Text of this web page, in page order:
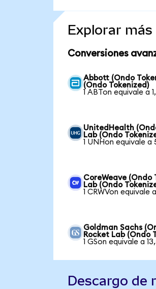
Explorar
Conversiones
Abbott (Ondo
(Ondo Tokenized)
1 ABTon equivale a
UnitedHealth
Lab (Ondo
1 UNHon equivale a
CoreWeave (Ondo
Lab (Ondo
1 CRWVon equivale
Goldman Sachs
Rocket Lab (Ondo
1 GSon equivale a
Descargo de